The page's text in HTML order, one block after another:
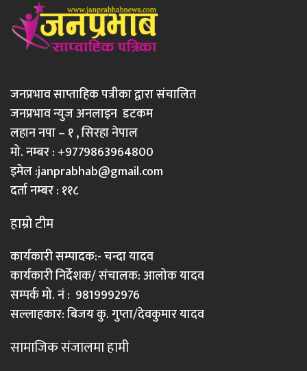
जनप्रभाव साप्ताहिक पत्रीका द्वारा संचालित
जनप्रभाव न्युज अनलाइन डटकम
लहान नपा – १ , सिरहा नेपाल
मो. नम्बर : +9779863964800
इमेल :janprabhab@gmail.com
दर्ता नम्बर : ११८
हाम्रो टीम
कार्यकारी सम्पादक:- चन्दा यादव
कार्यकारी निर्देशक/ संचालक: आलोक यादव
सम्पर्क मो. नं : 9819992976
सल्लाहकार: बिजय कु. गुप्ता/देवकुमार यादव
सामाजिक संजालमा हामी